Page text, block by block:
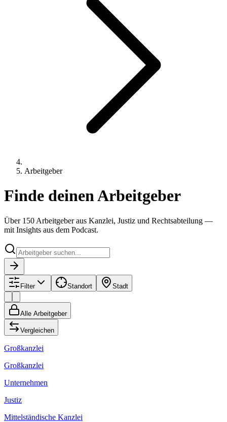
Arbeitgeber
Finde deinen Arbeitgeber
Über 150 Arbeitgeber aus Kanzlei, Justiz und Rechtsabteilung —
mit Insights aus dem Podcast.
Filter Standort Stadt
Alle Arbeitgeber
Vergleichen
Großkanzlei
Großkanzlei
Unternehmen
Justiz
Mittelständische Kanzlei